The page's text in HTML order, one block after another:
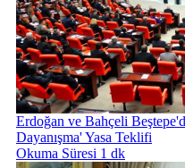
Erdoğan ve Bahçeli
Dayanışma' Yasa Teklifi
Okuma Süresi 1 dk